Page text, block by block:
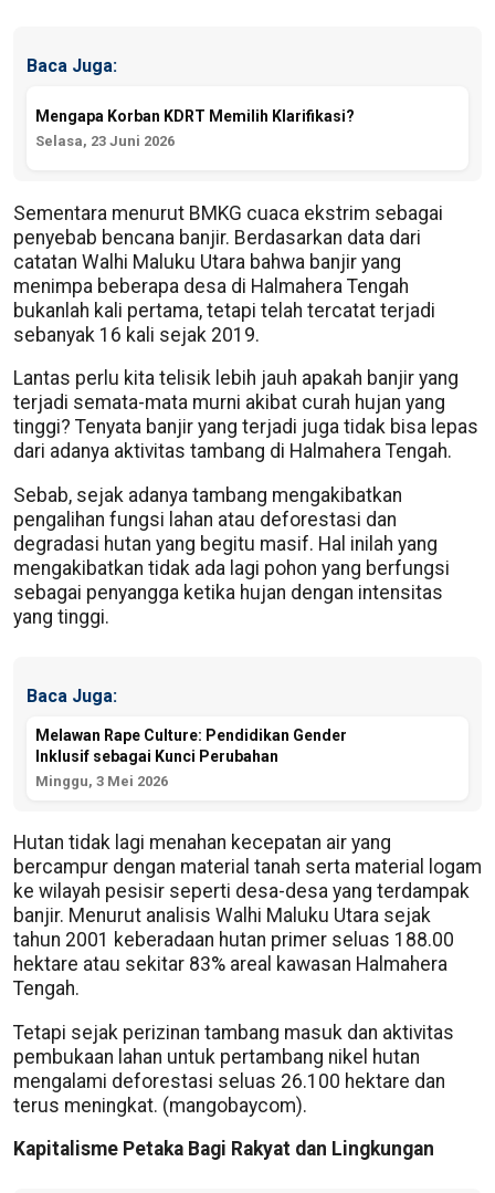
Baca Juga:
Mengapa Korban KDRT Memilih Klarifikasi?
Selasa, 23 Juni 2026
Sementara menurut BMKG cuaca ekstrim sebagai
penyebab bencana banjir. Berdasarkan data dari
catatan Walhi Maluku Utara bahwa banjir yang
menimpa beberapa desa di Halmahera Tengah
bukanlah kali pertama, tetapi telah tercatat terjadi
sebanyak 16 kali sejak 2019.
Lantas perlu kita telisik lebih jauh apakah banjir yang
terjadi semata-mata murni akibat curah hujan yang
tinggi? Tenyata banjir yang terjadi juga tidak bisa lepas
dari adanya aktivitas tambang di Halmahera Tengah.
Sebab, sejak adanya tambang mengakibatkan
pengalihan fungsi lahan atau deforestasi dan
degradasi hutan yang begitu masif. Hal inilah yang
mengakibatkan tidak ada lagi pohon yang berfungsi
sebagai penyangga ketika hujan dengan intensitas
yang tinggi.
Baca Juga:
Melawan Rape Culture: Pendidikan Gender
Inklusif sebagai Kunci Perubahan
Minggu, 3 Mei 2026
Hutan tidak lagi menahan kecepatan air yang
bercampur dengan material tanah serta material logam
ke wilayah pesisir seperti desa-desa yang terdampak
banjir. Menurut analisis Walhi Maluku Utara sejak
tahun 2001 keberadaan hutan primer seluas 188.00
hektare atau sekitar 83% areal kawasan Halmahera
Tengah.
Tetapi sejak perizinan tambang masuk dan aktivitas
pembukaan lahan untuk pertambang nikel hutan
mengalami deforestasi seluas 26.100 hektare dan
terus meningkat. (mangobaycom).
Kapitalisme Petaka Bagi Rakyat dan Lingkungan